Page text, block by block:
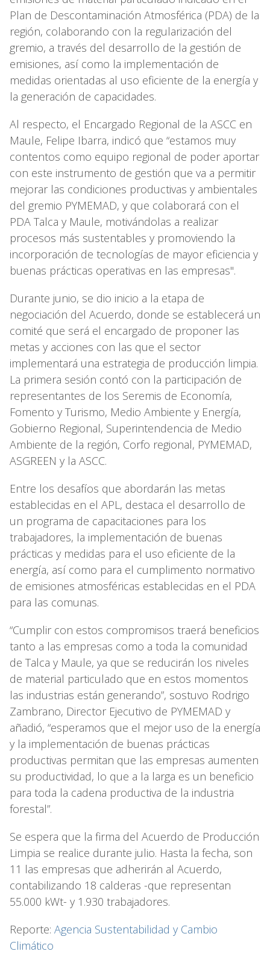
Plan de Descontaminación Atmosférica (PDA) de la
región, colaborando con la regularización del
gremio, a través del desarrollo de la gestión de
emisiones, así como la implementación de
medidas orientadas al uso eficiente de la energía y
la generación de capacidades.
Al respecto, el Encargado Regional de la ASCC en
Maule, Felipe Ibarra, indicó que “estamos muy
contentos como equipo regional de poder aportar
con este instrumento de gestión que va a permitir
mejorar las condiciones productivas y ambientales
del gremio PYMEMAD, y que colaborará con el
PDA Talca y Maule, motivándolas a realizar
procesos más sustentables y promoviendo la
incorporación de tecnologías de mayor eficiencia y
buenas prácticas operativas en las empresas".
Durante junio, se dio inicio a la etapa de
negociación del Acuerdo, donde se establecerá un
comité que será el encargado de proponer las
metas y acciones con las que el sector
implementará una estrategia de producción limpia.
La primera sesión contó con la participación de
representantes de los Seremis de Economía,
Fomento y Turismo, Medio Ambiente y Energía,
Gobierno Regional, Superintendencia de Medio
Ambiente de la región, Corfo regional, PYMEMAD,
ASGREEN y la ASCC.
Entre los desafíos que abordarán las metas
establecidas en el APL, destaca el desarrollo de
un programa de capacitaciones para los
trabajadores, la implementación de buenas
prácticas y medidas para el uso eficiente de la
energía, así como para el cumplimento normativo
de emisiones atmosféricas establecidas en el PDA
para las comunas.
“Cumplir con estos compromisos traerá beneficios
tanto a las empresas como a toda la comunidad
de Talca y Maule, ya que se reducirán los niveles
de material particulado que en estos momentos
las industrias están generando”, sostuvo Rodrigo
Zambrano, Director Ejecutivo de PYMEMAD y
añadió, “esperamos que el mejor uso de la energía
y la implementación de buenas prácticas
productivas permitan que las empresas aumenten
su productividad, lo que a la larga es un beneficio
para toda la cadena productiva de la industria
forestal”.
Se espera que la firma del Acuerdo de Producción
Limpia se realice durante julio. Hasta la fecha, son
11 las empresas que adherirán al Acuerdo,
contabilizando 18 calderas -que representan
55.000 kWt- y 1.930 trabajadores.
Reporte: Agencia Sustentabilidad y Cambio
Climático